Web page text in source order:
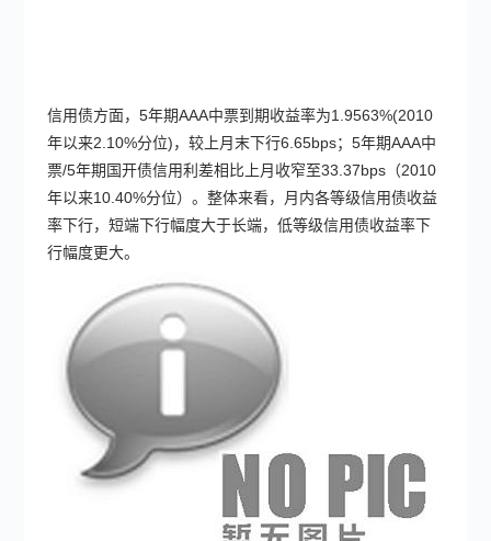
信用债方面，5年期AAA中票到期收益率为1.9563%(2010
年以来2.10%分位)，较上月末下行6.65bps；5年期AAA中
票/5年期国开债信用利差相比上月收窄至33.37bps（2010
年以来10.40%分位）。整体来看，月内各等级信用债收益
率下行，短端下行幅度大于长端，低等级信用债收益率下
行幅度更大。